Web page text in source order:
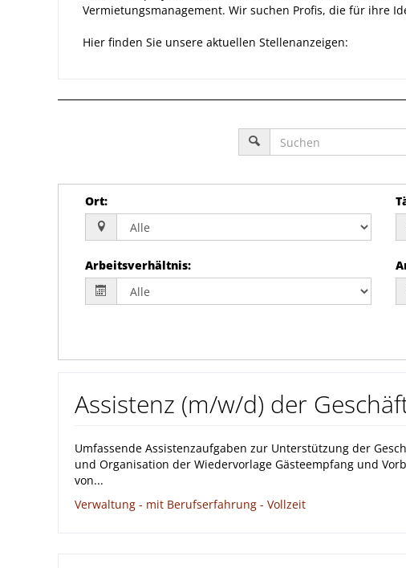
Vermietungsmanagement. Wir suchen Profis, die für ihre
Hier finden Sie unsere aktuellen Stellenanzeigen:
Ort:
Arbeitsverhältnis:
Assistenz (m/w/d) der
Umfassende Assistenzaufgaben zur Unterstützung der
und Organisation der Wiedervorlage Gästeempfang und
von...
Verwaltung - mit Berufserfahrung - Vollzeit